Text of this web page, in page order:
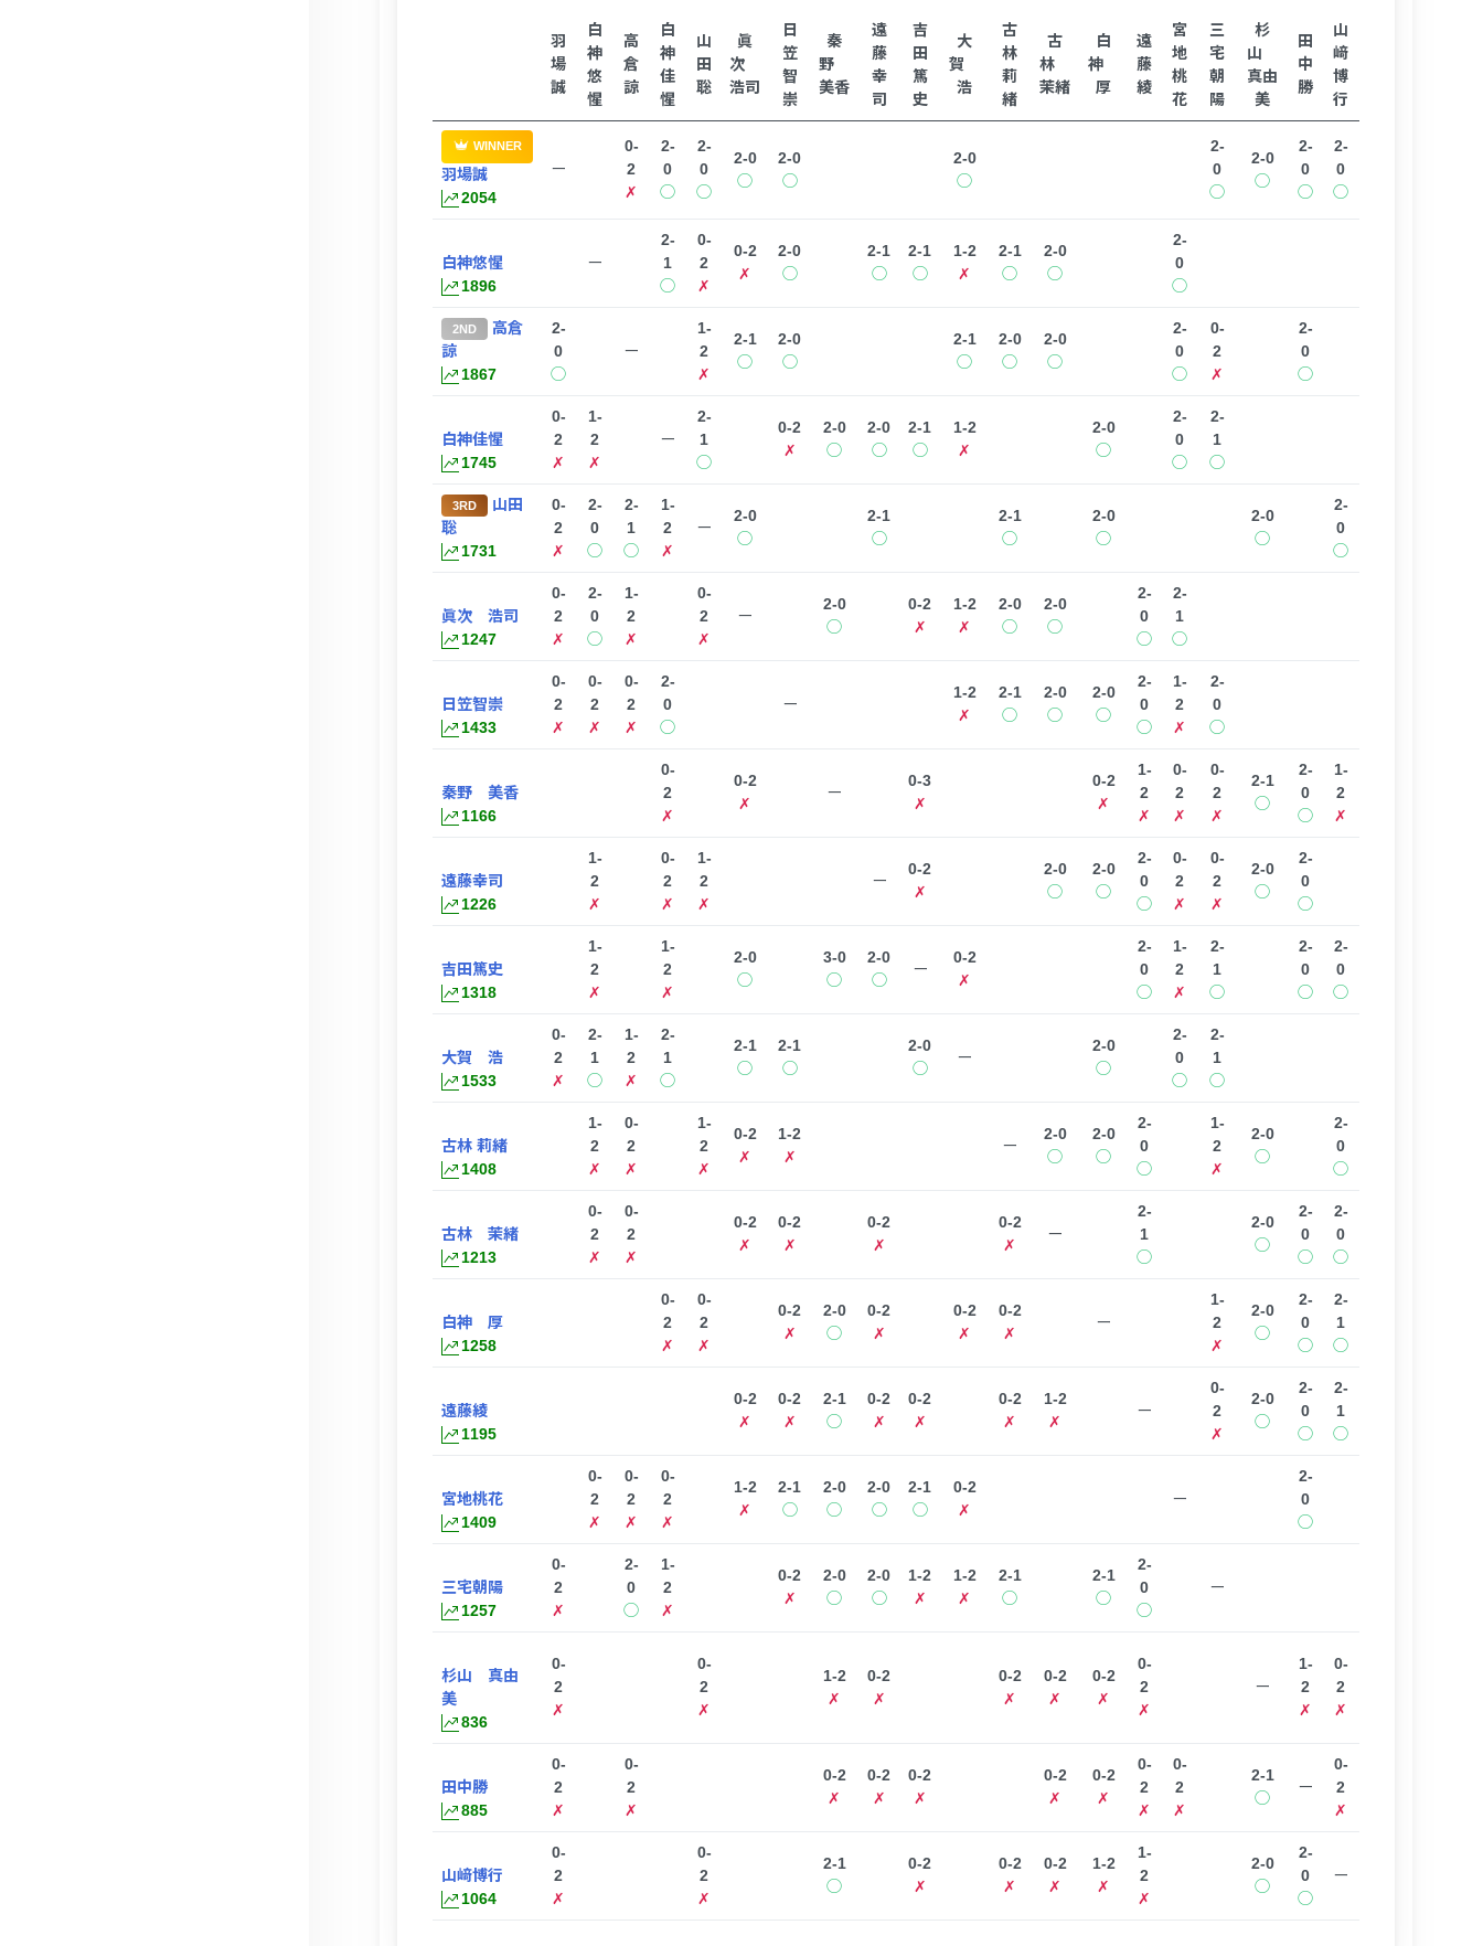
羽
場
誠
白
神
悠
惺
高
倉
諒
白
神
佳
惺
山
田
聡
眞
次
浩司
日
笠
智
崇
秦
野
美香
遠
藤
幸
司
吉
田
篤
史
大
賀
浩
古
林
莉
緒
古
林
茉緒
白
神
厚
遠
藤
綾
宮
地
桃
花
三
宅
朝
陽
杉
山
真由
美
田
中
勝
山
﨑
博
行
WINNER
羽場誠
2054
ー
0-
2
✗
2-
0
◯
2-
0
◯
2-0
◯
2-0
◯
2-0
◯
2-
0
◯
2-0
◯
2-
0
◯
2-
0
◯
白神悠惺
1896
ー
2-
1
◯
0-
2
✗
0-2
✗
2-0
◯
2-1
◯
2-1
◯
1-2
✗
2-1
◯
2-0
◯
2-
0
◯
2ND
高倉
諒
1867
2-
0
◯
ー
1-
2
✗
2-1
◯
2-0
◯
2-1
◯
2-0
◯
2-0
◯
2-
0
◯
0-
2
✗
2-
0
◯
白神佳惺
1745
0-
2
✗
1-
2
✗
ー
2-
1
◯
0-2
✗
2-0
◯
2-0
◯
2-1
◯
1-2
✗
2-0
◯
2-
0
◯
2-
1
◯
3RD
山田
聡
1731
0-
2
✗
2-
0
◯
2-
1
◯
1-
2
✗
ー
2-0
◯
2-1
◯
2-1
◯
2-0
◯
2-0
◯
2-
0
◯
眞次 浩司
1247
0-
2
✗
2-
0
◯
1-
2
✗
0-
2
✗
ー
2-0
◯
0-2
✗
1-2
✗
2-0
◯
2-0
◯
2-
0
◯
2-
1
◯
日笠智崇
1433
0-
2
✗
0-
2
✗
0-
2
✗
2-
0
◯
ー
1-2
✗
2-1
◯
2-0
◯
2-0
◯
2-
0
◯
1-
2
✗
2-
0
◯
秦野 美香
1166
0-
2
✗
0-2
✗
ー
0-3
✗
0-2
✗
1-
2
✗
0-
2
✗
0-
2
✗
2-1
◯
2-
0
◯
1-
2
✗
遠藤幸司
1226
1-
2
✗
0-
2
✗
1-
2
✗
ー
0-2
✗
2-0
◯
2-0
◯
2-
0
◯
0-
2
✗
0-
2
✗
2-0
◯
2-
0
◯
吉田篤史
1318
1-
2
✗
1-
2
✗
2-0
◯
3-0
◯
2-0
◯
ー
0-2
✗
2-
0
◯
1-
2
✗
2-
1
◯
2-
0
◯
2-
0
◯
大賀 浩
1533
0-
2
✗
2-
1
◯
1-
2
✗
2-
1
◯
2-1
◯
2-1
◯
2-0
◯
ー
2-0
◯
2-
0
◯
2-
1
◯
古林 莉緒
1408
1-
2
✗
0-
2
✗
1-
2
✗
0-2
✗
1-2
✗
ー
2-0
◯
2-0
◯
2-
0
◯
1-
2
✗
2-0
◯
2-
0
◯
古林 茉緒
1213
0-
2
✗
0-
2
✗
0-2
✗
0-2
✗
0-2
✗
0-2
✗
ー
2-
1
◯
2-0
◯
2-
0
◯
2-
0
◯
白神 厚
1258
0-
2
✗
0-
2
✗
0-2
✗
2-0
◯
0-2
✗
0-2
✗
0-2
✗
ー
1-
2
✗
2-0
◯
2-
0
◯
2-
1
◯
遠藤綾
1195
0-2
✗
0-2
✗
2-1
◯
0-2
✗
0-2
✗
0-2
✗
1-2
✗
ー
0-
2
✗
2-0
◯
2-
0
◯
2-
1
◯
宮地桃花
1409
0-
2
✗
0-
2
✗
0-
2
✗
1-2
✗
2-1
◯
2-0
◯
2-0
◯
2-1
◯
0-2
✗
ー
2-
0
◯
三宅朝陽
1257
0-
2
✗
2-
0
◯
1-
2
✗
0-2
✗
2-0
◯
2-0
◯
1-2
✗
1-2
✗
2-1
◯
2-1
◯
2-
0
◯
ー
杉山 真由
美
836
0-
2
✗
0-
2
✗
1-2
✗
0-2
✗
0-2
✗
0-2
✗
0-2
✗
0-
2
✗
ー
1-
2
✗
0-
2
✗
田中勝
885
0-
2
✗
0-
2
✗
0-2
✗
0-2
✗
0-2
✗
0-2
✗
0-2
✗
0-
2
✗
0-
2
✗
2-1
◯
ー
0-
2
✗
山﨑博行
1064
0-
2
✗
0-
2
✗
2-1
◯
0-2
✗
0-2
✗
0-2
✗
1-2
✗
1-
2
✗
2-0
◯
2-
0
◯
ー